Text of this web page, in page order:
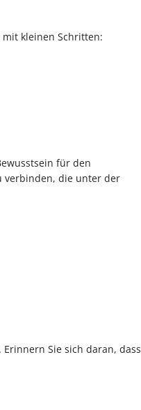
kleinen Schritten:
für den
verbinden, die unter der
Sie sich daran, dass